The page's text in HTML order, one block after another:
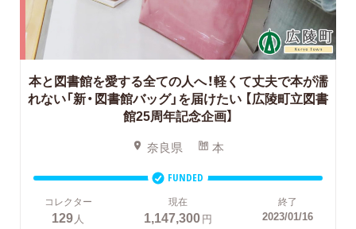
本と図書館を愛する全ての人へ！軽くて丈夫で本が濡
れない「新・図書館バッグ」を届けたい 【広陵町立図書
館25周年記念企画】
奈良県 本
FUNDED
コレクター
129 人
現在
1,147,300円
終了
2023/01/16